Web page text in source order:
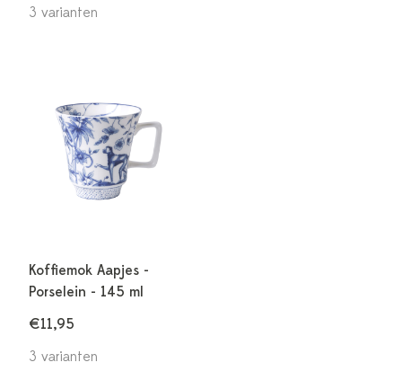
3 varianten
Koffiemok Aapjes -
Porselein - 145 ml
€11,95
3 varianten